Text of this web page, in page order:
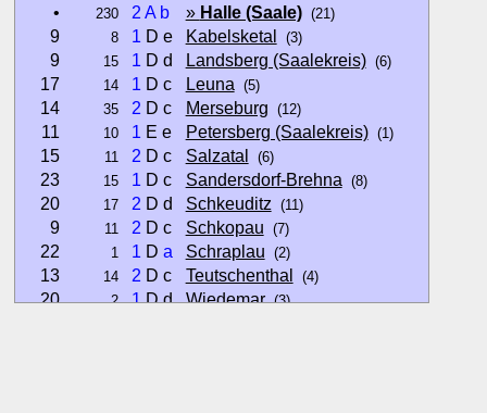
• 230 2 A b » Halle (Saale) (21)
9 8 1 D e Kabelsketal (3)
9 15 1 D d Landsberg (Saalekreis) (6)
17 14 1 D c Leuna (5)
14 35 2 D c Merseburg (12)
11 10 1 E e Petersberg (Saalekreis) (1)
15 11 2 D c Salzatal (6)
23 15 1 D c Sandersdorf-Brehna (8)
20 17 2 D d Schkeuditz (11)
9 11 2 D c Schkopau (7)
22 1 1 D a Schraplau (2)
13 14 2 D c Teutschenthal (4)
20 2 1D d Wiedemar (3)